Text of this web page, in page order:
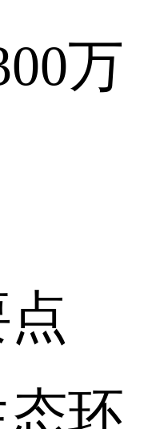
万
态环